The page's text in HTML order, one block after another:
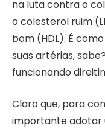
na luta contra o
o colesterol ruim
bom (HDL). É
suas artérias,
funcionando
Claro que, para
importante adotar